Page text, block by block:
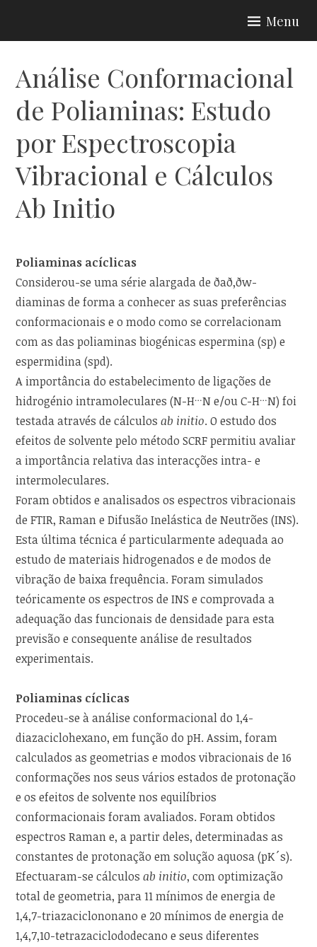
Menu
Análise Conformacional
de Poliaminas: Estudo
por Espectroscopia
Vibracional e Cálculos
Ab Initio
Poliaminas acíclicas
Considerou-se uma série alargada de ðað,ðw-
diaminas de forma a conhecer as suas preferências
conformacionais e o modo como se correlacionam
com as das poliaminas biogénicas espermina (sp) e
espermidina (spd).
A importância do estabelecimento de ligações de
hidrogénio intramoleculares (N-H…N e/ou C-H…N) foi
testada através de cálculosab initio. O estudo dos
efeitos de solvente pelo método SCRF permitiu avaliar
a importância relativa das interacções intra- e
intermoleculares.
Foram obtidos e analisados os espectros vibracionais
de FTIR, Raman e Difusão Inelástica de Neutrões (INS).
Esta última técnica é particularmente adequada ao
estudo de materiais hidrogenados e de modos de
vibração de baixa frequência. Foram simulados
teóricamente os espectros de INS e comprovada a
adequação das funcionais de densidade para esta
previsão e consequente análise de resultados
experimentais.
Poliaminas cíclicas
Procedeu-se à análise conformacional do 1,4-
diazaciclohexano, em função do pH. Assim, foram
calculados as geometrias e modos vibracionais de 16
conformações nos seus vários estados de protonação
e os efeitos de solvente nos equilíbrios
conformacionais foram avaliados. Foram obtidos
espectros Raman e, a partir deles, determinadas as
constantes de protonação em solução aquosa (pK´s).
Efectuaram-se cálculosab initio, com optimização
total de geometria, para 11 mínimos de energia de
1,4,7-triazaciclononano e 20 mínimos de energia de
1,4,7,10-tetrazaciclododecano e seus diferentes